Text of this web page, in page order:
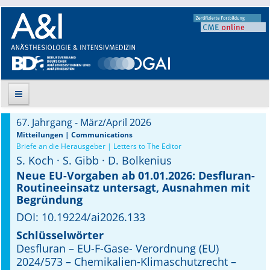
Suche
Aktuelle Ausgabe
Leitlinien
Archiv
Supplements
Supplements OrphanAnesthesia
67. Jahrgang - März/April 2026
Mitteilungen | Communications
Briefe an die Herausgeber | Letters to The Editor
S. Koch · S. Gibb · D. Bolkenius
Neue EU-Vorgaben ab 01.01.2026: Desfluran-
Routineeinsatz untersagt, Ausnahmen mit
Begründung
DOI: 10.19224/ai2026.133
Schlüsselwörter
Desfluran – EU-F-Gase- Verordnung (EU)
2024/573 – Chemikalien-Klimaschutzrecht –